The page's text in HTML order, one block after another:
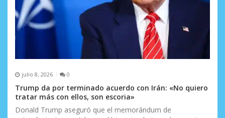
a
d
a
s julio 8, 2026 0
Trump da por terminado acuerdo con Irán: «No quiero
tratar más con ellos, son escoria»
Donald Trump aseguró que el memorándum de